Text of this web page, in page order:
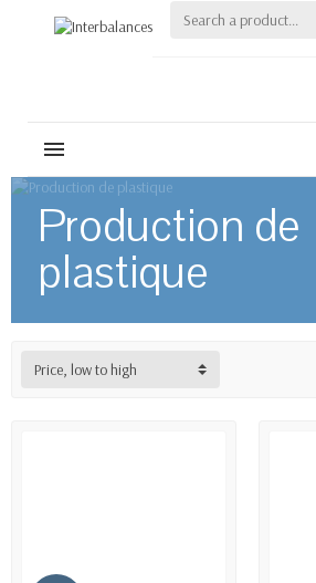
Production de
plastique
Price, low to high